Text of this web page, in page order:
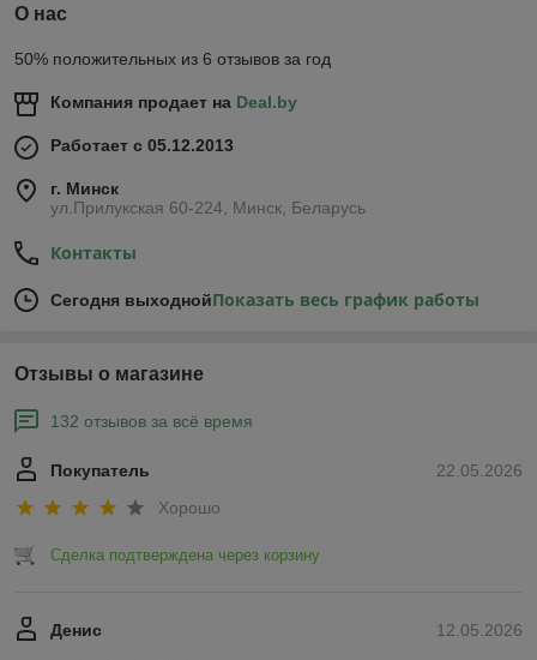
Мы предлагаем эффективные средства для
Дезинфицирующие средства для рук имеют
обладает двойным действием - моющим и
Назначение антисептиков
очистка и дезинфекция небольших
предметов;
инструментов, внутренней
поверхности обуви.
Преимущества использования
О нас
50% положительных из 6 отзывов за год
Компания продает на Deal.by
Работает с 05.12.2013
г. Минск
ул.Прилукская 60-224, Минск, Беларусь
Контакты
Сегодня выходнойПоказать весь график работы
Отзывы о магазине
132 отзывов за всё время
22.05.2026
Покупатель
Хорошо
Сделка подтверждена через корзину
12.05.2026
Денис